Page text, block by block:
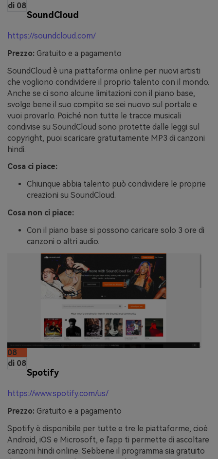
di 08
SoundCloud
https://soundcloud.com/
Prezzo: Gratuito e a pagamento
SoundCloud è una piattaforma online per nuovi artisti
che vogliono condividere il proprio talento con il mondo.
Anche se ci sono alcune limitazioni con il piano base,
svolge bene il suo compito se sei nuovo sul portale e
vuoi provarlo. Poiché non tutte le tracce musicali
condivise su SoundCloud sono protette dalle leggi sul
copyright, puoi scaricare gratuitamente MP3 di canzoni
hindi.
Cosa ci piace:
Chiunque abbia talento può condividere le proprie
creazioni su SoundCloud.
Cosa non ci piace:
Con il piano base si possono caricare solo 3 ore di
canzoni o altri audio.
08
di 08
Spotify
https://www.spotify.com/us/
Prezzo: Gratuito e a pagamento
Spotify è disponibile per tutte e tre le piattaforme, cioè
Android, iOS e Microsoft, e l'app ti permette di ascoltare
canzoni hindi online. Sebbene il programma sia gratuito